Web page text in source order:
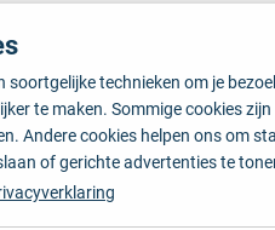
soortgelijke technieken om je
te maken. Sommige cookies
Andere cookies helpen ons om
of gerichte advertenties te